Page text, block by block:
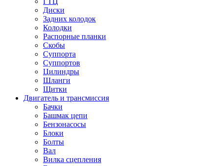
Диски
Задних колодок
Колодки
Распорные планки
Скобы
Суппорта
Суппортов
Цилиндры
Шланги
Щитки
Двигатель и трансмиссия
Бачки
Башмак цепи
Бензонасосы
Блоки
Болты
Вал
Вилка сцепления